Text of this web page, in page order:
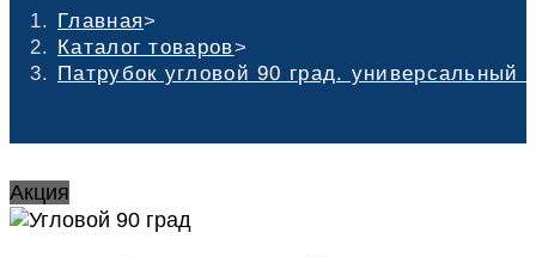
Главная>
Каталог товаров>
Патрубок угловой 90 град. универсальный
Акция